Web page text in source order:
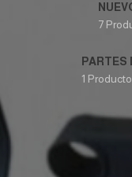
7
PARTES
1 Producto